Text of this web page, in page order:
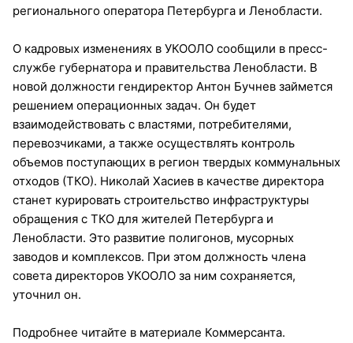
регионального оператора Петербурга и Ленобласти.
О кадровых изменениях в УКООЛО сообщили в пресс-
службе губернатора и правительства Ленобласти. В
новой должности гендиректор Антон Бучнев займется
решением операционных задач. Он будет
взаимодействовать с властями, потребителями,
перевозчиками, а также осуществлять контроль
объемов поступающих в регион твердых коммунальных
отходов (ТКО). Николай Хасиев в качестве директора
станет курировать строительство инфраструктуры
обращения с ТКО для жителей Петербурга и
Ленобласти. Это развитие полигонов, мусорных
заводов и комплексов. При этом должность члена
совета директоров УКООЛО за ним сохраняется,
уточнил он.
Подробнее читайте в материале Коммерсанта.